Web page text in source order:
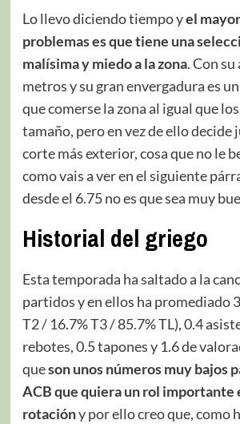
Lo llevo diciendo tiempo yel
problemas es que tiene una
malísima y miedo a la zona. Con
metros y su gran envergadura es
que comerse la zona al igual que
tamaño, pero en vez de ello decide
corte más exterior, cosa que no le
como vais a ver en el siguiente
desde el 6.75 no es que sea muy
Historial del griego
Esta temporada ha saltado a la
partidos y en ellos ha promediado
T2 / 16.7% T3 / 85.7% TL), 0.4
rebotes, 0.5 tapones y 1.6 de
queson unos números muy bajos
ACB que quiera un rol importante
rotacióny por ello creo que, como